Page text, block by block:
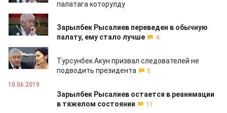
палатага которулду
13.06.2019
Зарылбек Рысалиев переведен в обычную
палату, ему стало лучше
4
11.06.2019
Турсунбек Акун призвал следователей не
подводить президента
5
10.06.2019
Зарылбек Рысалиев остается в реанимации
в тяжелом состоянии
11